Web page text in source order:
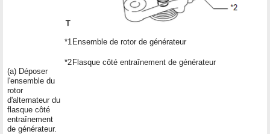
(a) Déposer
l'ensemble du
rotor
d'alternateur du
flasque côté
entraînement
de générateur.
*1 Ensemble de rotor de générateur
*2Flasque côté entraînement de générateur